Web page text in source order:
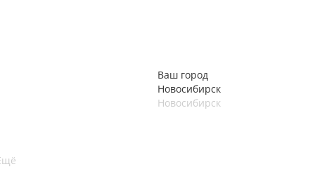
Ваш город
Новосибирск
Новосибирск